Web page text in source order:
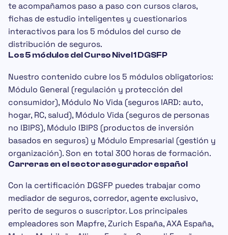
te acompañamos paso a paso con cursos claros,
fichas de estudio inteligentes y cuestionarios
interactivos para los 5 módulos del curso de
distribución de seguros.
Los 5 módulos del Curso Nivel 1 DGSFP
Nuestro contenido cubre los 5 módulos obligatorios:
Módulo General (regulación y protección del
consumidor), Módulo No Vida (seguros IARD: auto,
hogar, RC, salud), Módulo Vida (seguros de personas
no IBIPS), Módulo IBIPS (productos de inversión
basados en seguros) y Módulo Empresarial (gestión y
organización). Son en total 300 horas de formación.
Carreras en el sector asegurador español
Con la certificación DGSFP puedes trabajar como
mediador de seguros, corredor,agente exclusivo,
perito de seguros o suscriptor. Los principales
empleadores son Mapfre,Zurich España,AXA España,